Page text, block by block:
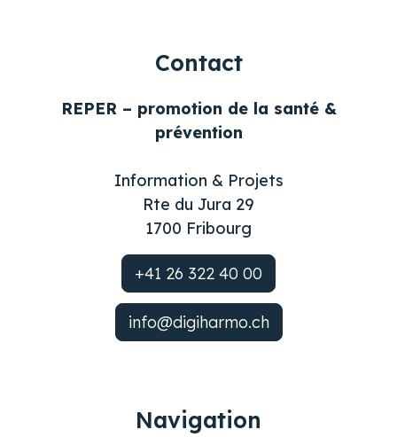
Contact
REPER – promotion de la santé &
prévention
Information & Projets
Rte du Jura 29
1700 Fribourg
+41 26 322 40 00
info@digiharmo.ch
Navigation